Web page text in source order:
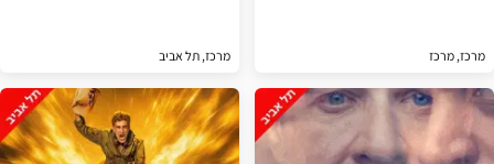
מרכז, מרכז מרכז, תל אביב